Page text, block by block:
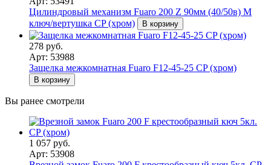
Цилиндровый механизм Fuaro 200 Z 90мм (40/50в) M
ключ/вертушка CP (хром)
В корзину
278 руб.
Арт: 53988
Защелка межкомнатная Fuaro F12-45-25 CP (хром)
В корзину
Вы ранее смотрели
1 057 руб.
Арт: 53908